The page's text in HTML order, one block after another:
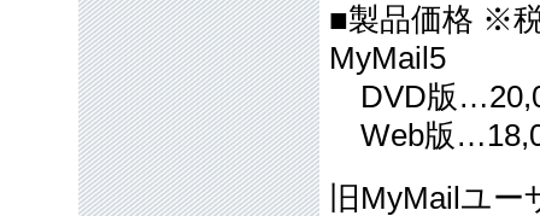
■製品価格 ※
MyMail5
DVD版
Web版
旧MyMailユー